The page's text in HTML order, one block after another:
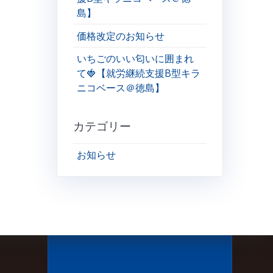
島】
価格改定のお知らせ
いちごのいい匂いに囲まれ
て🍓【就労継続支援B型キラ
ニコベース＠徳島】
カテゴリー
お知らせ